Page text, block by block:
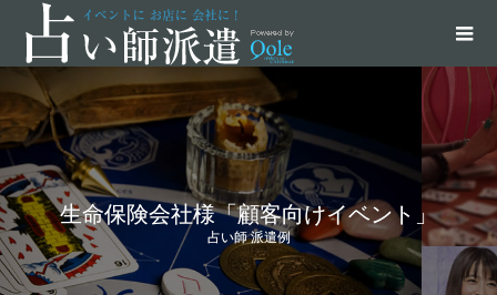
生命保険会社様「顧客向けイベント」
占い師 派遣例